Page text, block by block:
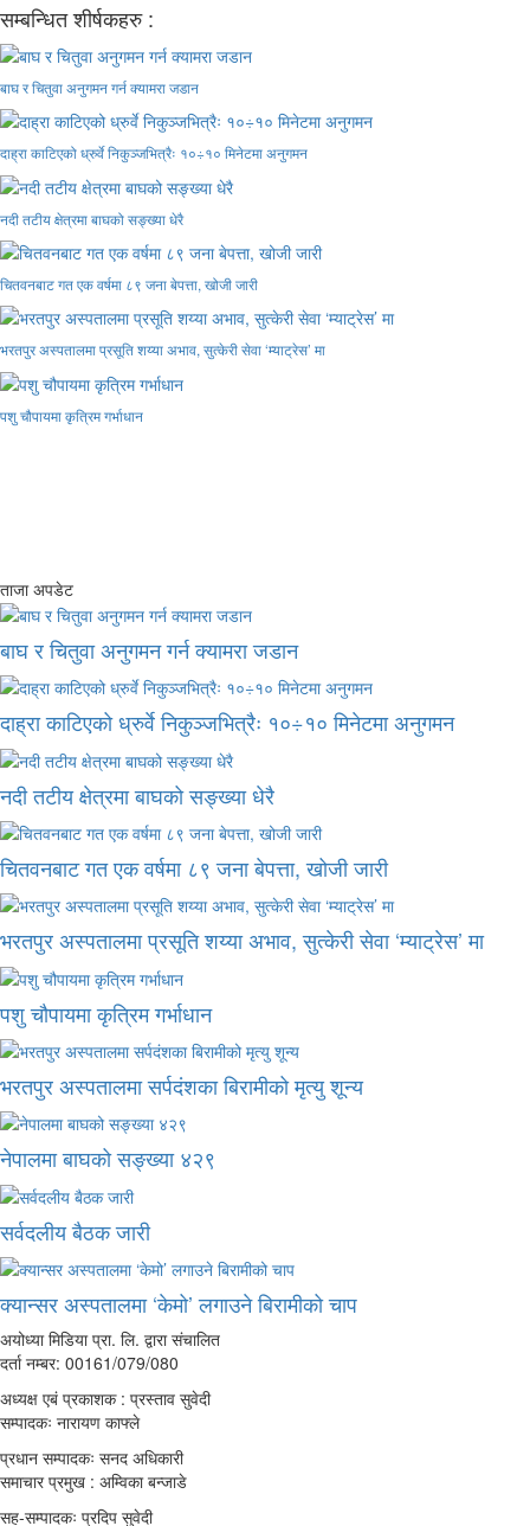
सम्बन्धित शीर्षकहरु :
बाघ र चितुवा अनुगमन गर्न क्यामरा जडान
दाह्रा काटिएको ध्रुर्वे निकुञ्जभित्रैः १०÷१० मिनेटमा अनुगमन
नदी तटीय क्षेत्रमा बाघको सङ्ख्या धेरै
चितवनबाट गत एक वर्षमा ८९ जना बेपत्ता, खोजी जारी
भरतपुर अस्पतालमा प्रसूति शय्या अभाव, सुत्केरी सेवा ‘म्याट्रेस’ मा
पशु चौपायमा कृत्रिम गर्भाधान
ताजा अपडेट
बाघ र चितुवा अनुगमन गर्न क्यामरा जडान
दाह्रा काटिएको ध्रुर्वे निकुञ्जभित्रैः १०÷१० मिनेटमा अनुगमन
नदी तटीय क्षेत्रमा बाघको सङ्ख्या धेरै
चितवनबाट गत एक वर्षमा ८९ जना बेपत्ता, खोजी जारी
भरतपुर अस्पतालमा प्रसूति शय्या अभाव, सुत्केरी सेवा ‘म्याट्रेस’ मा
पशु चौपायमा कृत्रिम गर्भाधान
भरतपुर अस्पतालमा सर्पदंशका बिरामीको मृत्यु शून्य
नेपालमा बाघको सङ्ख्या ४२९
सर्वदलीय बैठक जारी
क्यान्सर अस्पतालमा ‘केमो’ लगाउने बिरामीको चाप
अयोध्या मिडिया प्रा. लि. द्वारा संचालित
दर्ता नम्बर: 00161/079/080
अध्यक्ष एबं प्रकाशक : प्रस्ताव सुवेदी
सम्पादकः नारायण काफ्ले
प्रधान सम्पादकः सनद अधिकारी
समाचार प्रमुख : अम्विका बन्जाडे
सह-सम्पादकः प्रदिप सुवेदी